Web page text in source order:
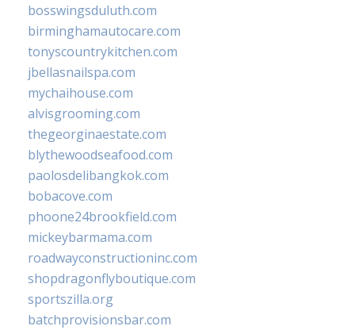
bosswingsduluth.com
birminghamautocare.com
tonyscountrykitchen.com
jbellasnailspa.com
mychaihouse.com
alvisgrooming.com
thegeorginaestate.com
blythewoodseafood.com
paolosdelibangkok.com
bobacove.com
phoone24brookfield.com
mickeybarmama.com
roadwayconstructioninc.com
shopdragonflyboutique.com
sportszilla.org
batchprovisionsbar.com